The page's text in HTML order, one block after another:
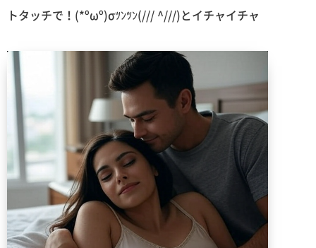
トタッチで！(*ºωº)σﾂﾝﾂﾝ(/// ^///)とイチャイチャ